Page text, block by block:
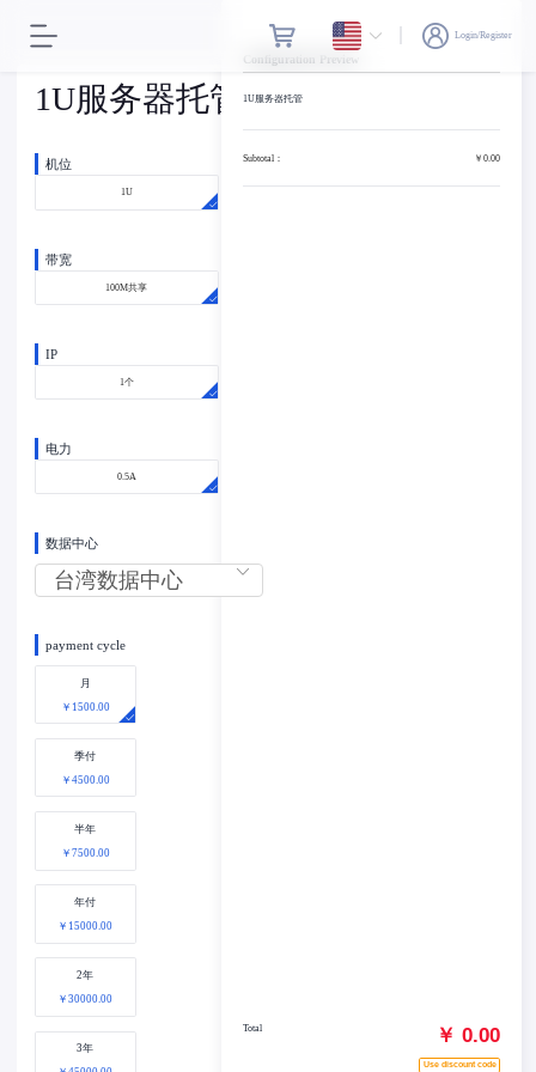
Login/Register
1U服务器托管
机位
1U
带宽
100M共享
IP
1个
电力
0.5A
数据中心
payment cycle
月
￥1500.00
季付
￥4500.00
半年
￥7500.00
年付
￥15000.00
2年
￥30000.00
3年
Configuration Preview
1U服务器托管
Subtotal： ￥0.00
Total ￥ 0.00
Use discount code